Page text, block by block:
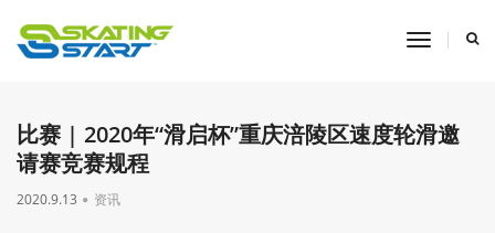
toggle
比赛 | ​2020年“滑启杯”重庆涪陵区速度轮滑邀
请赛竞赛规程
2020.9.13 资讯